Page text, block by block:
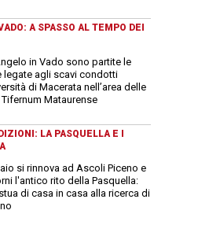
A SPASSO AL TEMPO DEI
in Vado sono partite le
legate agli scavi condotti
di Macerata nell’area delle
Mataurense
LA PASQUELLA E I
si rinnova ad Ascoli Piceno e
l'antico rito della Pasquella:
di casa in casa alla ricerca di